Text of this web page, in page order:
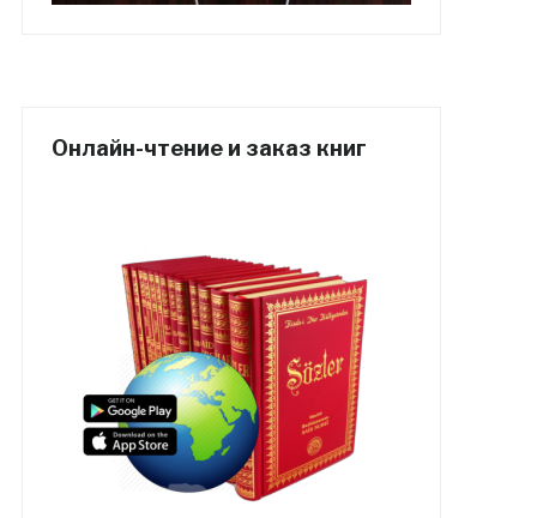
Онлайн-чтение и заказ книг